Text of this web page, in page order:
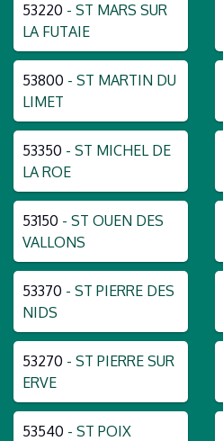
53220 - ST MARS SUR
LA FUTAIE
53800 - ST MARTIN DU
LIMET
53350 - ST MICHEL DE
LA ROE
53150 - ST OUEN DES
VALLONS
53370 - ST PIERRE DES
NIDS
53270 - ST PIERRE SUR
ERVE
53540 - ST POIX